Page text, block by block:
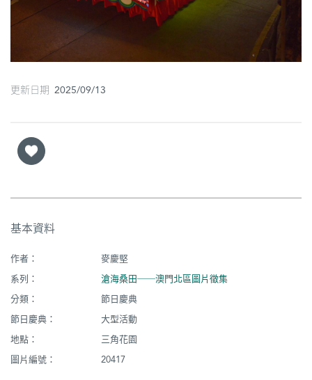
堂
市
更新日期 2025/09/13
基本資料
作者：
麥慶堅
系列：
滄海桑田──澳門北區圖片徵集
分類：
節日慶典
節日慶典：
大型活動
地點：
三角花園
圖片編號：
20417